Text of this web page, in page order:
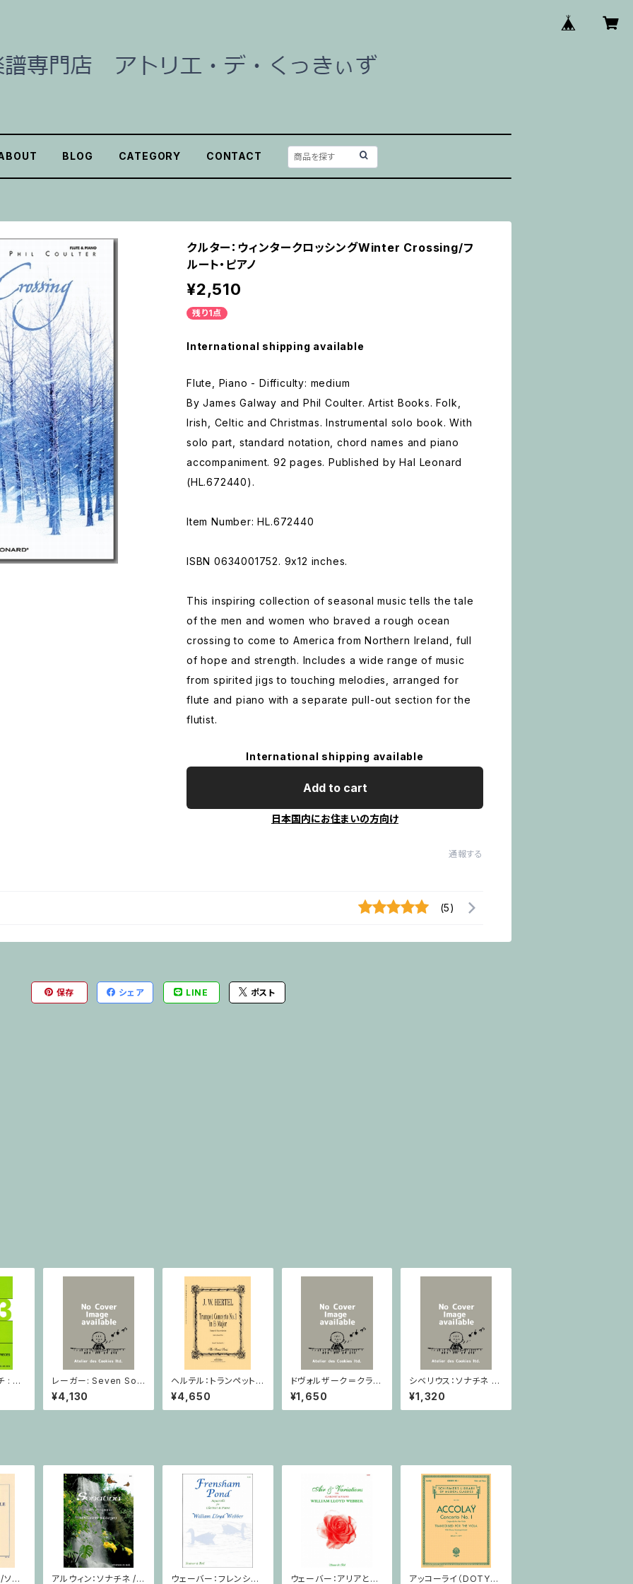
BLOG CATEGORY CONTACT
クルター：ウィンタークロッシングWinter Crossing/フ
ルート・ピアノ
¥2,510
残り1点
International shipping available
Flute, Piano - Difficulty: medium
By James Galway and Phil Coulter. Artist Books. Folk,
Irish, Celtic and Christmas. Instrumental solo book. With
solo part, standard notation, chord names and piano
accompaniment. 92 pages. Published by Hal Leonard
(HL.672440).
Item Number: HL.672440
ISBN 0634001752. 9x12 inches.
This inspiring collection of seasonal music tells the tale
of the men and women who braved a rough ocean
crossing to come to America from Northern Ireland, full
of hope and strength. Includes a wide range of music
from spirited jigs to touching melodies, arranged for
flute and piano with a separate pull-out section for the
flutist.
International shipping available
Add to cart
日本国内にお住まいの方向け
通報する
(5)
保存 シェア LINE ポスト
: 2
アノ
レーガー: Seven Son
atas op. 91 Heft 2 /
ヴァイオリン
¥4,130
ヘルテル：トランペット協
奏曲第1番 変ホ長調/
トランペット・ピアノ
¥4,650
ドヴォルザーク＝クライ
スラー：スラヴ幻想曲 ロ
短調 from Op.55-4,
Op.75 / ヴァイオリン
¥1,650
シベリウス：ソナチネ ホ
長調 Op.80 / ヴァイオ
リンとピアノ
¥1,320
ソプ
アルウィン：ソナチネ /
ウェーバー：フレンシャ
ウェーバー：アリアと変
アッコーライ（DOTY